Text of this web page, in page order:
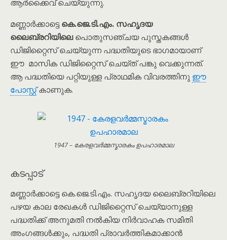
ആർക്കൈവ് ചെയ്യുന്നു.
മണ്ണാർക്കാട്ടെകെ.ജെ.ടി.എം. സഹൃദയ
ലൈബ്രറിയിലെപൊതുസഞ്ചയ പുസ്തകങ്ങൾ
ഡിജിറ്റൈസ് ചെയ്യുന്ന പദ്ധതിയുടെ ഭാഗമായാണ്
ഈ മാസിക ഡിജിറ്റൈസ് ചെയ്ത് പങ്കു വെക്കുന്നത്.
ആ പദ്ധതിയെ പറ്റിയുള്ള പ്രാഥമിക വിവരത്തിനു ഈ
പോസ്റ്റ്കാണുക.
1947 – കേരളവർമ്മസ്മാരകം ഉപഹാരമാല
കടപ്പാട്
മണ്ണാർക്കാട്ടെ കെ.ജെ.ടി.എം. സഹൃദയ ലൈബ്രറിയിലെ
പഴയ കാല രേഖകൾ ഡിജിറ്റൈസ് ചെയ്യാനുള്ള
പദ്ധതിക്ക് അനുമതി നൽകിയ നിര്‍വാഹക സമിതി
അംഗങ്ങൾക്കും, പദ്ധതി പ്രാവർത്തികമാക്കാൻ